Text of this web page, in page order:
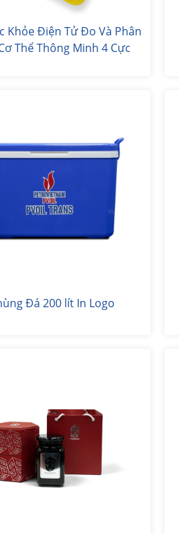
Khỏe Điện Tử Đo Và Phân
Thể Thông Minh 4 Cực
Đá 200 lít In Logo